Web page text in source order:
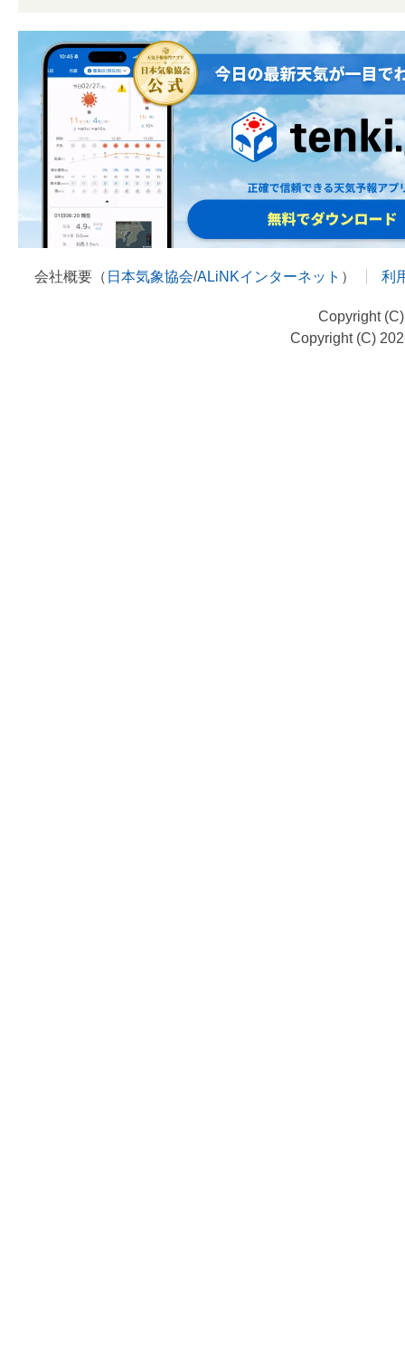
会社概要（ 日本気象協会/ALiNKインターネット ） 利
Copyright
Copyright (C)